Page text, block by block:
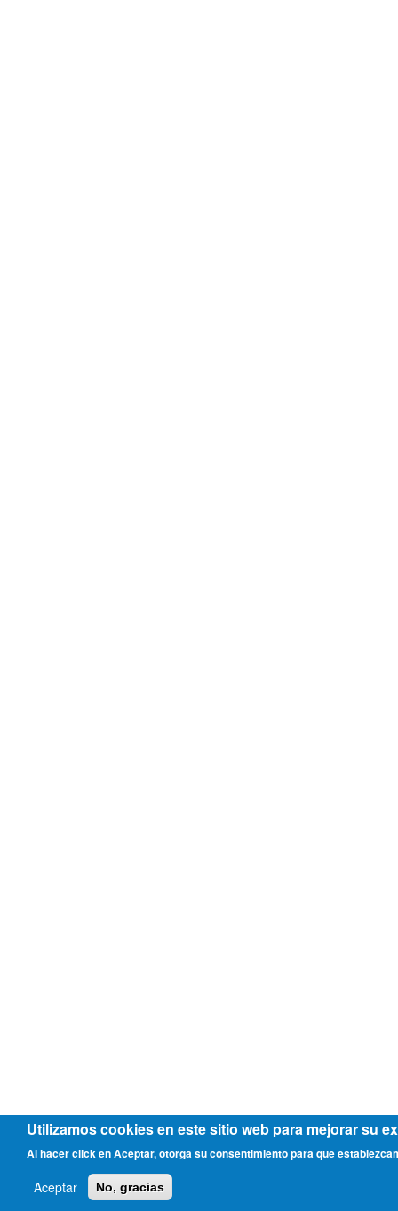
Utilizamos cookies en este sitio web para mejorar su
Al hacer click en Aceptar, otorga su consentimiento para que
Aceptar No, gracias